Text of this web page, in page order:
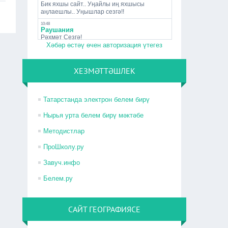
Хәбәр өстәү өчен авторизация үтегез
ХЕЗМӘТТӘШЛЕК
Татарстанда электрон белем бирү
Нырья урта белем бирү мәктәбе
Методистлар
ПроШколу.ру
Завуч.инфо
Белем.ру
САЙТ ГЕОГРАФИЯСЕ